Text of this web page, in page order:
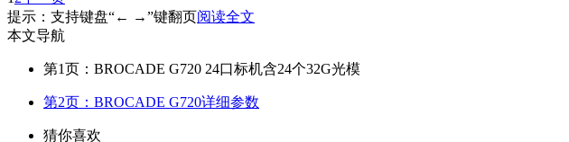
提示：支持键盘“← →”键翻页阅读全文
本文导航
第1页：BROCADE G720 24口标机含24个32G光模
第2页：BROCADE G720详细参数
猜你喜欢